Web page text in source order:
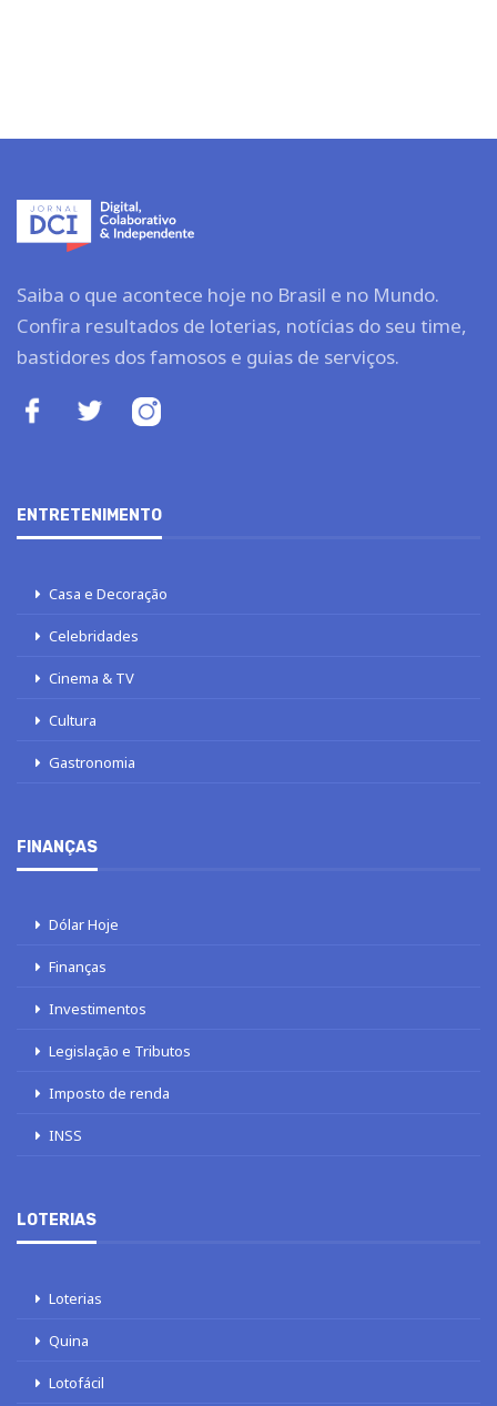
Saiba o que acontece hoje no Brasil e no Mundo.
Confira resultados de loterias, notícias do seu time,
bastidores dos famosos e guias de serviços.
ENTRETENIMENTO
Casa e Decoração
Celebridades
Cinema & TV
Cultura
Gastronomia
FINANÇAS
Dólar Hoje
Finanças
Investimentos
Legislação e Tributos
Imposto de renda
INSS
LOTERIAS
Loterias
Quina
Lotofácil